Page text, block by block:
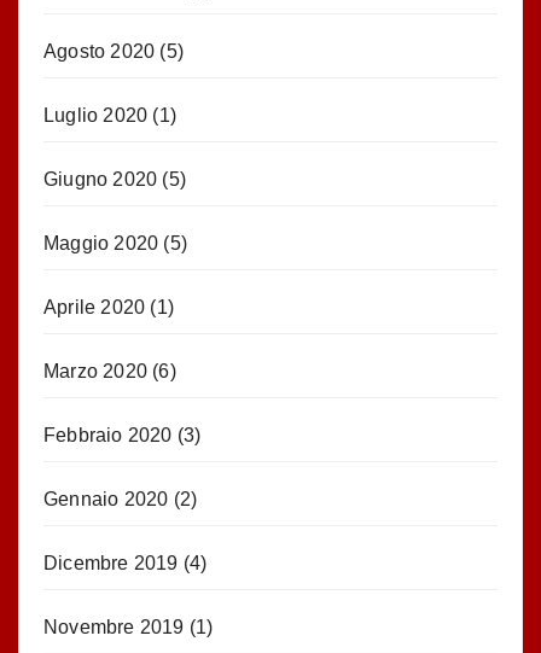
Agosto 2020 (5)
Luglio 2020 (1)
Giugno 2020 (5)
Maggio 2020 (5)
Aprile 2020 (1)
Marzo 2020 (6)
Febbraio 2020 (3)
Gennaio 2020 (2)
Dicembre 2019 (4)
Novembre 2019 (1)